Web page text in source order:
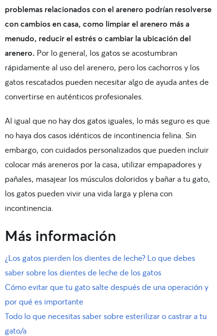
problemas relacionados con el arenero podrían resolverse
con cambios en casa, como limpiar el arenero más a
menudo, reducir el estrés o cambiar la ubicación del
arenero. Por lo general, los gatos se acostumbran
rápidamente al uso del arenero, pero los cachorros y los
gatos rescatados pueden necesitar algo de ayuda antes de
convertirse en auténticos profesionales.
Al igual que no hay dos gatos iguales, lo más seguro es que
no haya dos casos idénticos de incontinencia felina. Sin
embargo, con cuidados personalizados que pueden incluir
colocar más areneros por la casa, utilizar empapadores y
pañales, masajear los músculos doloridos y bañar a tu gato,
los gatos pueden vivir una vida larga y plena con
incontinencia.
Más información
¿Los gatos pierden los dientes de leche? Lo que debes
saber sobre los dientes de leche de los gatos
Cómo evitar que tu gato salte después de una operación y
por qué es importante
Todo lo que necesitas saber sobre esterilizar o castrar a tu
gato/a